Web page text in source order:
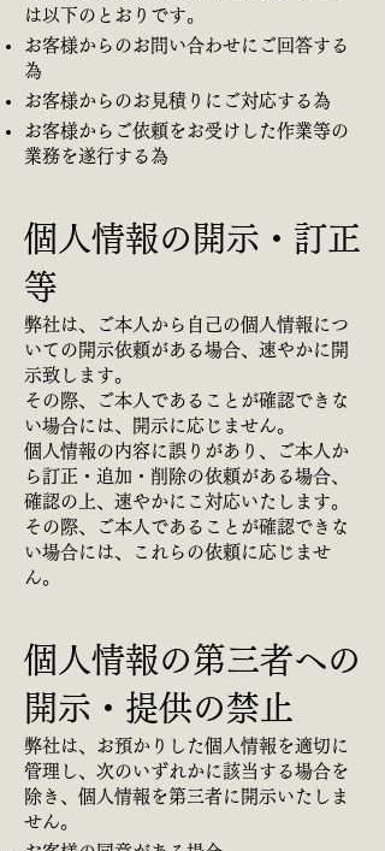
は以下のとおりです。
お客様からのお問い合わせにご回答する
為
お客様からのお見積りにご対応する為
お客様からご依頼をお受けした作業等の
業務を遂行する為
個人情報の開示・訂正
等
弊社は、ご本人から自己の個人情報につ
いての開示依頼がある場合、速やかに開
示致します。
その際、ご本人であることが確認できな
い場合には、開示に応じません。
個人情報の内容に誤りがあり、ご本人か
ら訂正・追加・削除の依頼がある場合、
確認の上、速やかにこ対応いたします。
その際、ご本人であることが確認できな
い場合には、これらの依頼に応じませ
ん。
個人情報の第三者への
開示・提供の禁止
弊社は、お預かりした個人情報を適切に
管理し、次のいずれかに該当する場合を
除き、個人情報を第三者に開示いたしま
せん。